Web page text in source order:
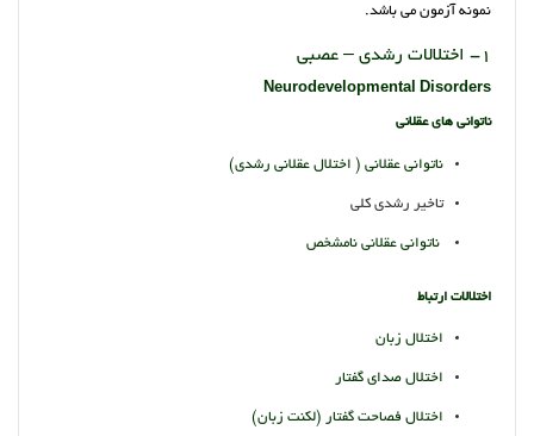
نمونه آزمون می باشد.
1- اختلالات رشدی – عصبی
Neurodevelopmental Disorders
ناتوانی های عقلانی
ناتوانی عقلانی ( اختلال عقلانی رشدی)
تاخیر رشدی کلی
ناتوانی عقلانی نامشخص
اختلالات ارتباط
اختلال زبان
اختلال صدای گفتار
اختلال فصاحت گفتار (لکنت زبان)